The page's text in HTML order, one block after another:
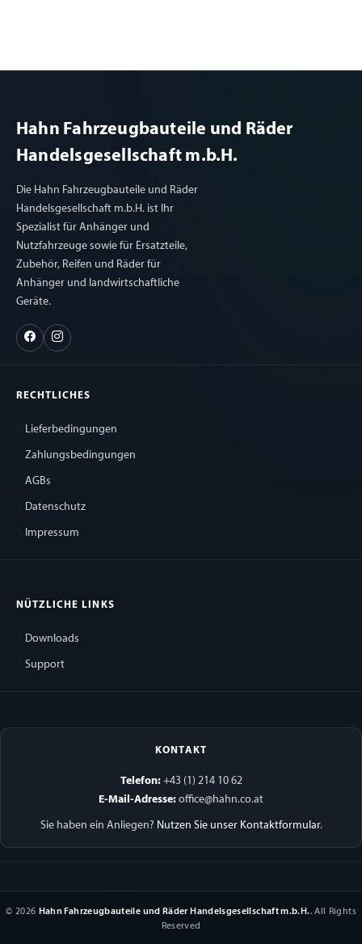
Hahn Fahrzeugbauteile und Räder
Handelsgesellschaft m.b.H.
Die Hahn Fahrzeugbauteile und Räder
Handelsgesellschaft m.b.H. ist Ihr
Spezialist für Anhänger und
Nutzfahrzeuge sowie für Ersatzteile,
Zubehör, Reifen und Räder für
Anhänger und landwirtschaftliche
Geräte.
RECHTLICHES
Lieferbedingungen
Zahlungsbedingungen
AGBs
Datenschutz
Impressum
NÜTZLICHE LINKS
Downloads
Support
KONTAKT
Telefon:+43 (1) 214 10 62
E-Mail-Adresse: office@hahn.co.at
Sie haben ein Anliegen? Nutzen Sie unser Kontaktformular.
© 2026 Hahn Fahrzeugbauteile und Räder Handelsgesellschaft m.b.H.. All Rights
Reserved